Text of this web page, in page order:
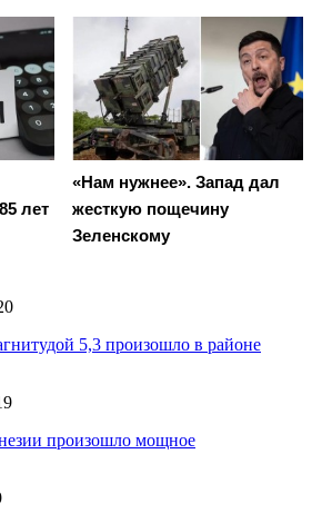
лет
«Нам нужнее». Запад дал
жесткую пощечину
Зеленскому
5,3 произошло в районе
произошло мощное